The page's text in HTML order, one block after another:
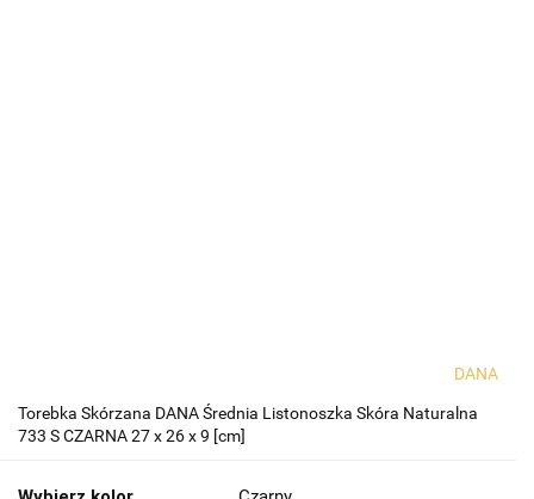
DANA
Torebka Skórzana DANA Średnia Listonoszka Skóra Naturalna
733 S CZARNA 27 x 26 x 9 [cm]